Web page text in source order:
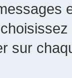
sur